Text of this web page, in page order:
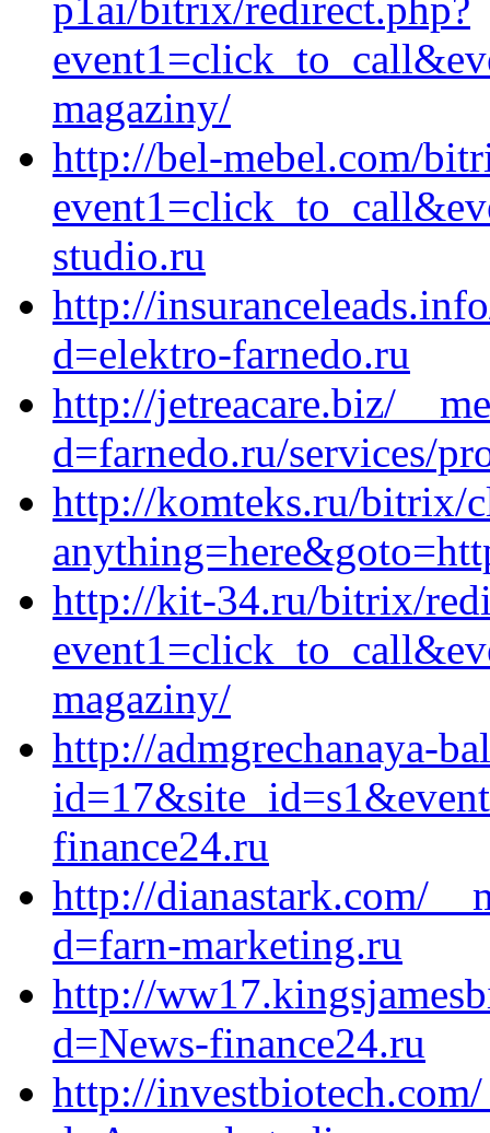
magaziny/
http://bel-mebel.com/
studio.ru
http://
d=elektro-farnedo.ru
http://jetreacare.biz/
d=farnedo.ru/services/
http://komteks.ru/bitrix/
http://kit-34.ru/bitrix/
magaziny/
http://admgrechanaya-
finance24.ru
http://dianastark.com/
d=farn-marketing.ru
http://
d=News-finance24.ru
http://